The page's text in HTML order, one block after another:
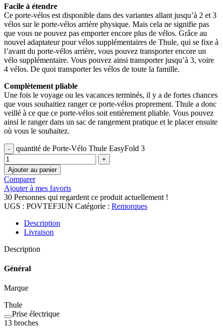
Facile à étendre
Ce porte-vélos est disponible dans des variantes allant jusqu’à 2 et 3
vélos sur le porte-vélos arrière physique. Mais cela ne signifie pas
que vous ne pouvez pas emporter encore plus de vélos. Grâce au
nouvel adaptateur pour vélos supplémentaires de Thule, qui se fixe à
l’avant du porte-vélos arrière, vous pouvez transporter encore un
vélo supplémentaire. Vous pouvez ainsi transporter jusqu’à 3, voire
4 vélos. De quoi transporter les vélos de toute la famille.
Complètement pliable
Une fois le voyage ou les vacances terminés, il y a de fortes chances
que vous souhaitiez ranger ce porte-vélos proprement. Thule a donc
veillé à ce que ce porte-vélos soit entièrement pliable. Vous pouvez
ainsi le ranger dans un sac de rangement pratique et le placer ensuite
où vous le souhaitez.
quantité de Porte-Vélo Thule EasyFold 3
Ajouter au panier
Comparer
Ajouter à mes favoris
30 Personnes qui regardent ce produit actuellement !
UGS : POVTEF3UN Catégorie : Remorques
Description
Livraison
Description
Général
Marque
Thule
Prise électrique
13 broches